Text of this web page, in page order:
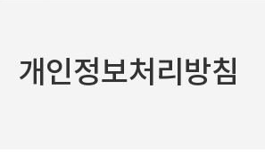
개인정보처리방침